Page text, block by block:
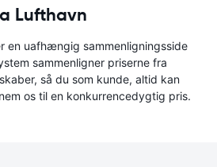
Lufthavn
en uafhængig sammenligningsside
sammenligner priserne fra
så du som kunde, altid kan
os til en konkurrencedygtig pris.